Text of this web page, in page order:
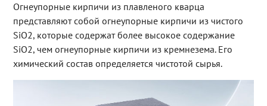
Огнеупорные кирпичи из плавленого кварца
представляют собой огнеупорные кирпичи из чистого
SiO2, которые содержат более высокое содержание
SiO2, чем огнеупорные кирпичи из кремнезема. Его
химический состав определяется чистотой сырья.